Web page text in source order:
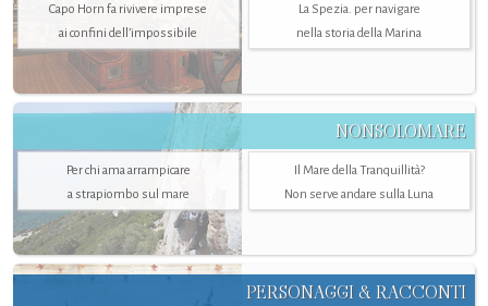
Capo Horn fa rivivere imprese
ai confini dell’impossibile
La Spezia. per navigare
nella storia della Marina
NONSOLOMARE
Per chi ama arrampicare
a strapiombo sul mare
Il Mare della Tranquillità?
Non serve andare sulla Luna
PERSONAGGI & RACCONTI